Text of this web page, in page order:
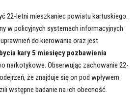
22-letni mieszkaniec powiatu kartuskiego.
w policyjnych systemach informacyjnych
do kierowania oraz jest
kary 5 miesięcy pozbawienia
narkotykowe. Obserwując zachowanie 22-
że znajduje się on pod wpływem
wstępne badanie na ich obecność.